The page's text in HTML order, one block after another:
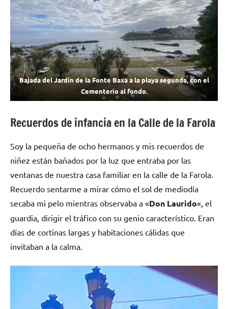
Bajada del Jardín de la Fonte Baxa a la playa segunda, con el
Cementerio al fondo.
Recuerdos de infancia en la Calle de la Farola
Soy la pequeña de ocho hermanos y mis recuerdos de
niñez están bañados por la luz que entraba por las
ventanas de nuestra casa familiar en la calle de la Farola.
Recuerdo sentarme a mirar cómo el sol de mediodía
secaba mi pelo mientras observaba a «Don Laurido«, el
guardia, dirigir el tráfico con su genio característico. Eran
días de cortinas largas y habitaciones cálidas que
invitaban a la calma.